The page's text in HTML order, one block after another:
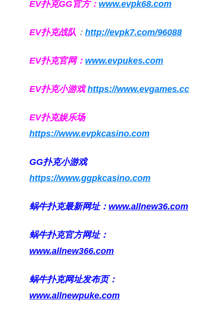
EV扑克GG官方： www.evpk68.com
EV扑克战队 ： http://evpk7.com/96088
EV扑克官网： www.evpukes.com
EV扑克小游戏https://www.evgames.cc
EV扑克娱乐场
https://www.evpkcasino.com
GG扑克小游戏
https://www.ggpkcasino.com
蜗牛扑克最新网址： www.allnew36.com
蜗牛扑克官方网址：
www.allnew366.com
蜗牛扑克网址发布页：
www.allnewpuke.com